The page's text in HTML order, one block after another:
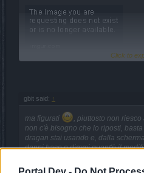
Click to
gbit said: ↑
ma figurati
, piuttosto non
non c'è bisogno che lo riposti,
dragan stai usando e, dalla
danni base e dimmi quant'è il
guadagni sul danno base.